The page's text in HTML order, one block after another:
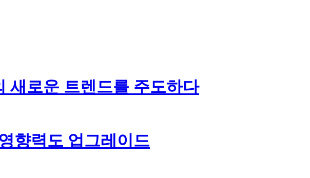
새로운 트렌드를 주도하다
향력도 업그레이드